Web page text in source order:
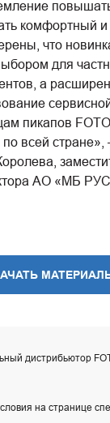
комфортный
что
для
а
пикапов
всей стране»,
АО «МБ
дистрибьютор
на странице